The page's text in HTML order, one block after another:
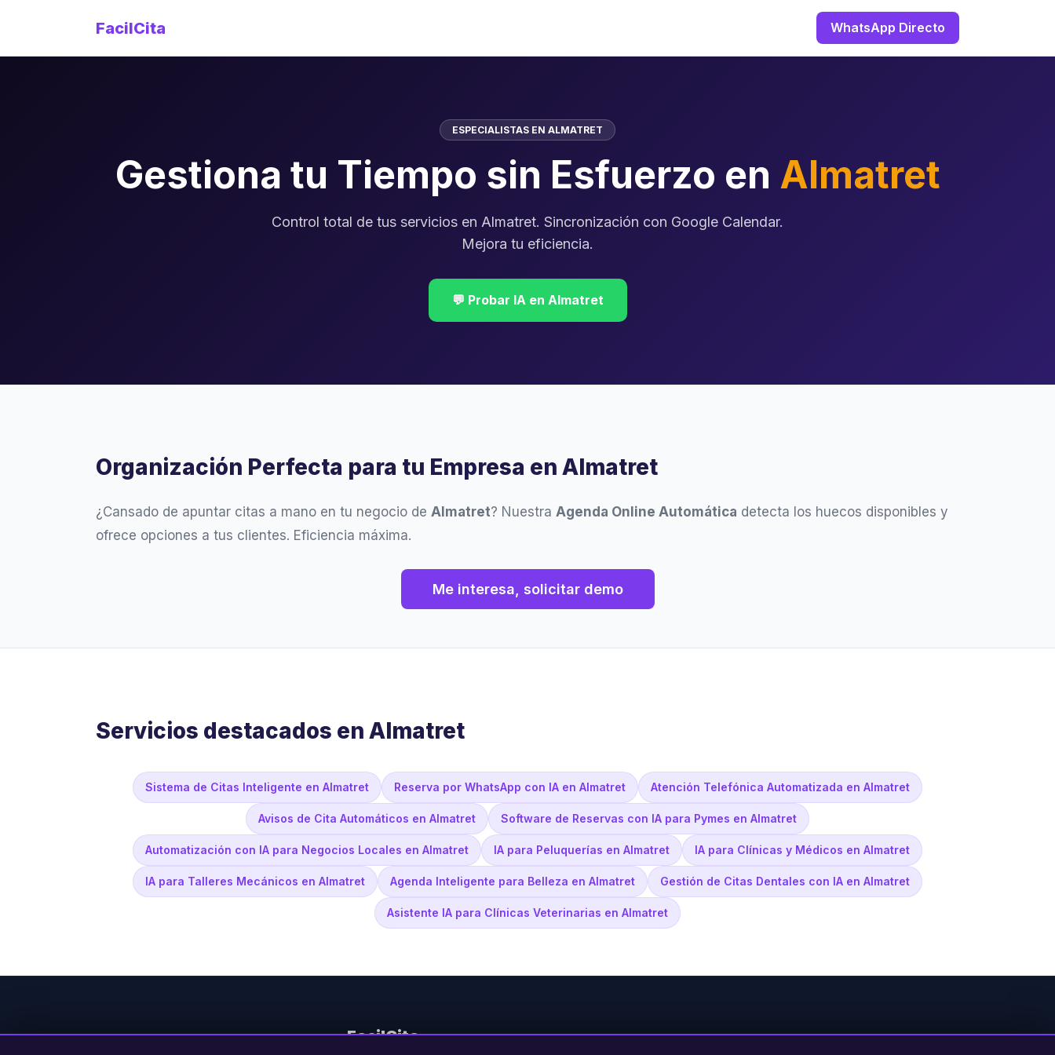
FacilCita WhatsApp Directo
ESPECIALISTAS EN ALMATRET
Gestiona tu Tiempo sin Esfuerzo en Almatret
Control total de tus servicios en Almatret. Sincronización con Google Calendar.
Mejora tu eficiencia.
💬 Probar IA en Almatret
Organización Perfecta para tu Empresa en Almatret
¿Cansado de apuntar citas a mano en tu negocio de Almatret? Nuestra Agenda Online Automática detecta los huecos disponibles y
ofrece opciones a tus clientes. Eficiencia máxima.
Me interesa, solicitar demo
Servicios destacados en Almatret
Sistema de Citas Inteligente en Almatret Reserva por WhatsApp con IA en Almatret Atención Telefónica Automatizada en Almatret
Avisos de Cita Automáticos en Almatret Software de Reservas con IA para Pymes en Almatret
Automatización con IA para Negocios Locales en Almatret IA para Peluquerías en Almatret IA para Clínicas y Médicos en Almatret
IA para Talleres Mecánicos en Almatret Agenda Inteligente para Belleza en Almatret Gestión de Citas Dentales con IA en Almatret
Asistente IA para Clínicas Veterinarias en Almatret
FacilCita